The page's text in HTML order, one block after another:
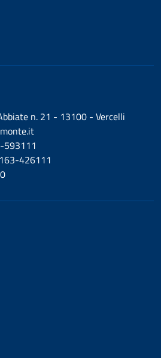
n. 21 - 13100 - Vercelli
593111
426111